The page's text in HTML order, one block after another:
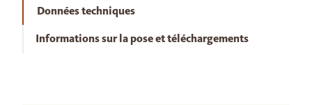
Données techniques
Informations sur la pose et téléchargements